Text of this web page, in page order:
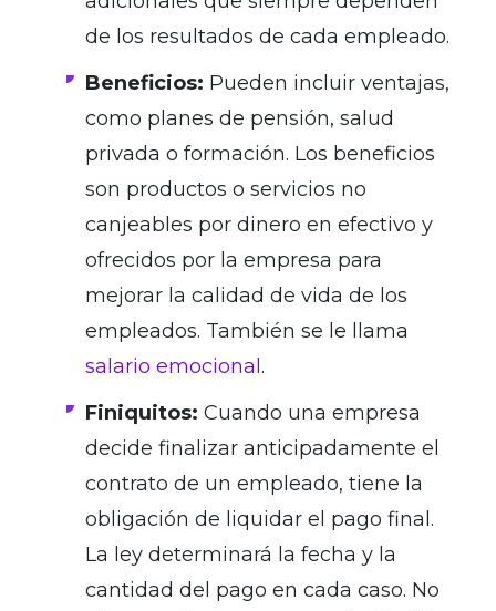
de los resultados de cada empleado.
Beneficios: Pueden incluir ventajas,
como planes de pensión, salud
privada o formación. Los beneficios
son productos o servicios no
canjeables por dinero en efectivo y
ofrecidos por la empresa para
mejorar la calidad de vida de los
empleados. También se le llama
salario emocional .
Finiquitos: Cuando una empresa
decide finalizar anticipadamente el
contrato de un empleado, tiene la
obligación de liquidar el pago final.
La ley determinará la fecha y la
cantidad del pago en cada caso. No